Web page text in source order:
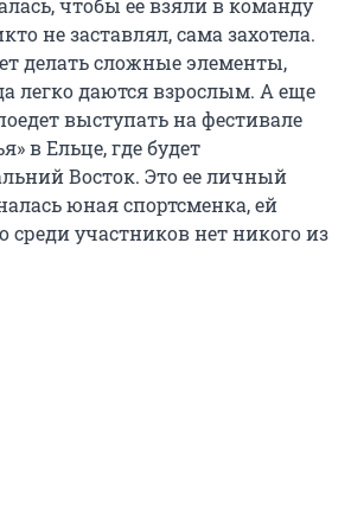
чтобы ее взяли в команду
не заставлял, сама захотела.
делать сложные элементы,
легко даются взрослым. А еще
выступать на фестивале
в Ельце, где будет
Восток. Это ее личный
юная спортсменка, ей
среди участников нет никого из